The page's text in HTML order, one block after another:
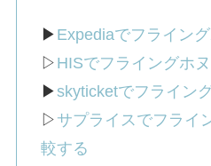
▶︎ Expediaでフライン
▷ HISでフライングホ
▶︎ skyticketでフライン
▷ サプライスでフライ
較する